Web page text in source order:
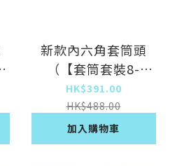
新款內六角套筒頭
（【套筒套裝8-
32mm】20件套）
HK$391.00
HK$488.00
加入購物車